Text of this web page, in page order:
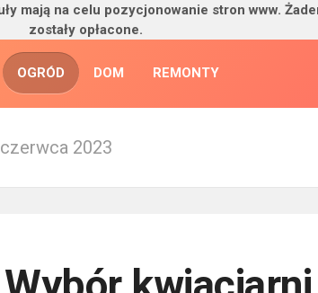
mają na celu pozycjonowanie stron www.
zostały opłacone.
OGRÓD DOM REMONTY
czerwca 2023